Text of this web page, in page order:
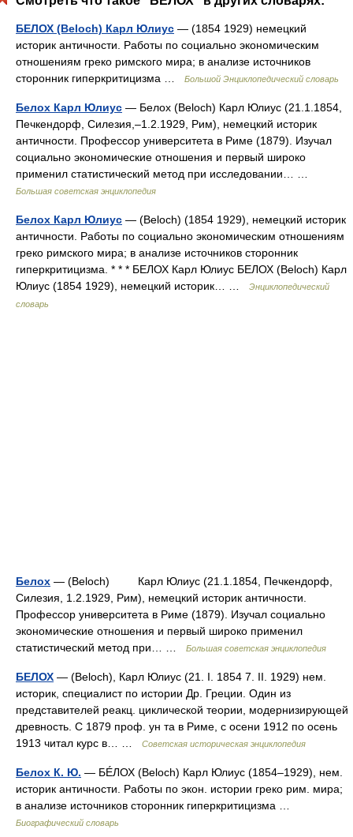
БЕЛОХ (Beloch) Карл Юлиус — (1854 1929) немецкий
историк античности. Работы по социально экономическим
отношениям греко римского мира; в анализе источников
сторонник гиперкритицизма …
Большой Энциклопедический словарь
Белох Карл Юлиус — Белох (Beloch) Карл Юлиус (21.1.1854,
Печкендорф, Силезия,‒1.2.1929, Рим), немецкий историк
античности. Профессор университета в Риме (1879). Изучал
социально экономические отношения и первый широко
применил статистический метод при исследовании… …
Большая советская энциклопедия
Белох Карл Юлиус — (Beloch) (1854 1929), немецкий историк
античности. Работы по социально экономическим отношениям
греко римского мира; в анализе источников сторонник
гиперкритицизма. * * * БЕЛОХ Карл Юлиус БЕЛОХ (Beloch) Карл
Юлиус (1854 1929), немецкий историк… …
Энциклопедический
словарь
Белох — (Beloch) Карл Юлиус (21.1.1854, Печкендорф,
Силезия, 1.2.1929, Рим), немецкий историк античности.
Профессор университета в Риме (1879). Изучал социально
экономические отношения и первый широко применил
статистический метод при… …
Большая советская энциклопедия
БЕЛОХ — (Beloch), Карл Юлиус (21. I. 1854 7. II. 1929) нем.
историк, специалист по истории Др. Греции. Один из
представителей реакц. циклической теории, модернизирующей
древность. С 1879 проф. ун та в Риме, с осени 1912 по осень
1913 читал курс в… …
Советская историческая энциклопедия
Белох К. Ю. — БÉЛОХ (Beloch) Карл Юлиус (1854–1929), нем.
историк античности. Работы по экон. истории греко рим. мира;
в анализе источников сторонник гиперкритицизма …
Биографический словарь